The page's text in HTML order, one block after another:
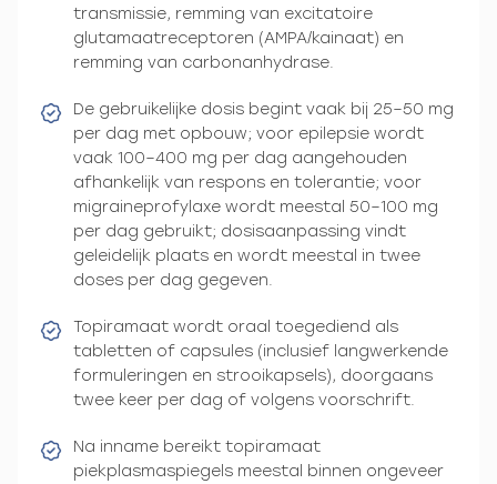
transmissie, remming van excitatoire
glutamaatreceptoren (AMPA/kainaat) en
remming van carbonanhydrase.
De gebruikelijke dosis begint vaak bij 25–50 mg
per dag met opbouw; voor epilepsie wordt
vaak 100–400 mg per dag aangehouden
afhankelijk van respons en tolerantie; voor
migraineprofylaxe wordt meestal 50–100 mg
per dag gebruikt; dosisaanpassing vindt
geleidelijk plaats en wordt meestal in twee
doses per dag gegeven.
Topiramaat wordt oraal toegediend als
tabletten of capsules (inclusief langwerkende
formuleringen en strooikapsels), doorgaans
twee keer per dag of volgens voorschrift.
Na inname bereikt topiramaat
piekplasmaspiegels meestal binnen ongeveer